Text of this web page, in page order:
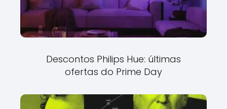
Descontos Philips Hue: últimas
ofertas do Prime Day